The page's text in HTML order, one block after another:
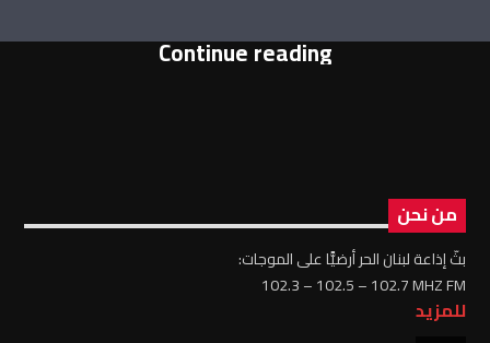
Continue reading
من نحن
بثّ إذاعة لبنان الحر أرضيًّا على الموجات:
102.3 – 102.5 – 102.7 MHZ FM
للمزيد